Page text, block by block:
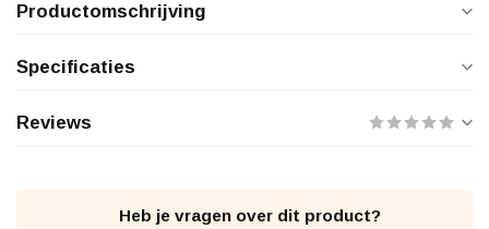
Productomschrijving
Specificaties
Reviews
Heb je vragen over dit product?